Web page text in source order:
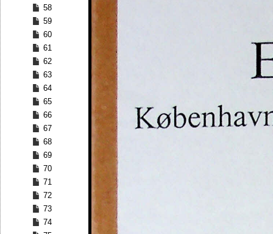
58
59
60
61
62
63
64
65
66
67
68
69
70
71
72
73
74